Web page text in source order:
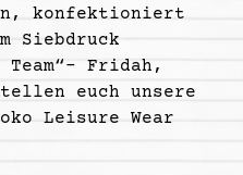
konfektioniert
Siebdruck
Fridah,
euch unsere
Leisure Wear